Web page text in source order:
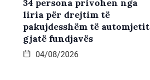
34 persona privohen nga
liria për drejtim të
pakujdesshëm të automjetit
gjatë fundjavës
04/08/2026